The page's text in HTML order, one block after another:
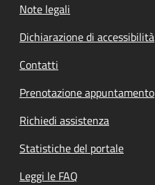
Note legali
Dichiarazione di accessibilità
Contatti
Prenotazione appuntamento
Richiedi assistenza
Statistiche del portale
Leggi le FAQ